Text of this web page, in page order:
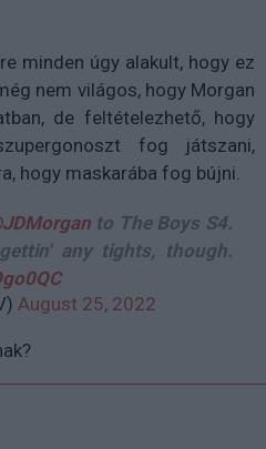
minden úgy alakult, hogy ez
nem világos, hogy Morgan
de feltételezhető, hogy
fog játszani,
hogy maskarába fog bújni.
to The Boys S4.
any tights, though.
August 25, 2022